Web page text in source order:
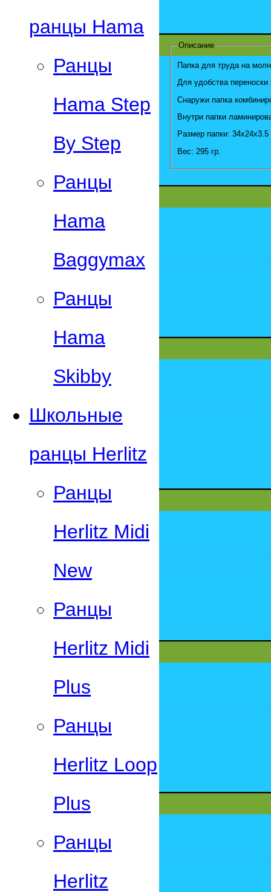
ранцы Hama
Ранцы
Hama Step
By Step
Ранцы
Hama
Baggymax
Ранцы
Hama
Skibby
Школьные
ранцы Herlitz
Ранцы
Herlitz Midi
New
Ранцы
Herlitz Midi
Plus
Ранцы
Herlitz Loop
Plus
Ранцы
Herlitz
Описание
Папка для труда на
Для удобства переноски
Снаружи папка
Внутри папки
Размер папки:
Вес: 295 гр.